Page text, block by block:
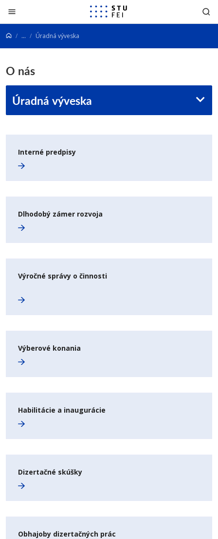
Prejsť na obsah
... Úradná výveska
O nás
Úradná výveska
Interné predpisy
Dlhodobý zámer rozvoja
Výročné správy o činnosti
Výberové konania
Habilitácie a inaugurácie
Dizertačné skúšky
Obhajoby dizertačných prác